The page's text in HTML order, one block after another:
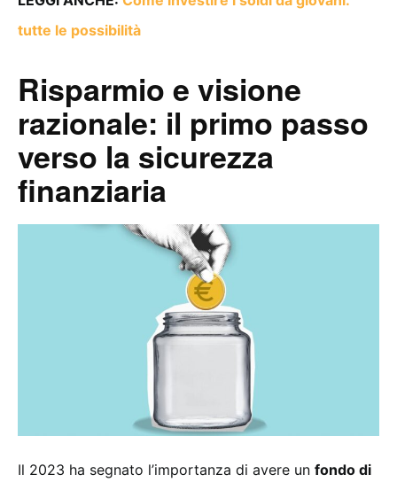
tutte le possibilità
Risparmio e visione
razionale: il primo passo
verso la sicurezza
finanziaria
Il 2023 ha segnato l’importanza di avere un fondo di